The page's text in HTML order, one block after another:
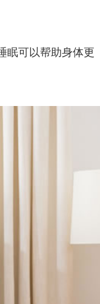
眠可以帮助身体更